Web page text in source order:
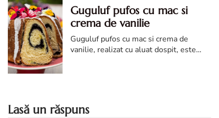
Guguluf pufos cu mac si
crema de vanilie
Guguluf pufos cu mac si crema de
vanilie, realizat cu aluat dospit, este
Lasă un răspuns